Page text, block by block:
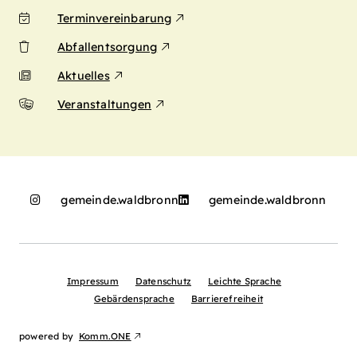
Terminvereinbarung
Abfallentsorgung
Aktuelles
Veranstaltungen
gemeinde.waldbronn gemeinde.waldbronn
Impressum Datenschutz
Leichte Sprache
Gebärdensprache
Barrierefreiheit
powered by Komm.ONE